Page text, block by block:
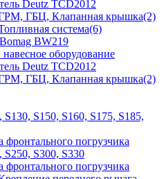
Deutz TCD2012
ГБЦ, Клапанная крышка(2)
система(6)
BW219
навесное оборудование
Deutz TCD2012
ГБЦ, Клапанная крышка(2)
S130, S150, S160, S175, S185,
фронтального погрузчика
S250, S300, S330
фронтального погрузчика